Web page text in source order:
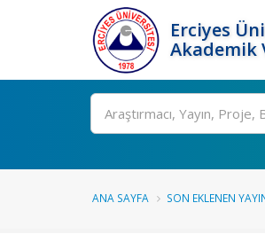
Erciyes
Akademik
Ara
ANA SAYFA SON EKLENEN